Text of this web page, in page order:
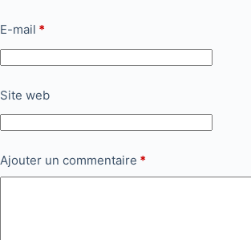
E-mail *
Site web
Ajouter un commentaire *